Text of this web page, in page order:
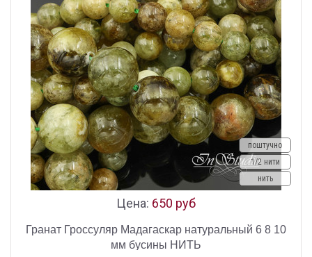
поштучно
1/2 нити
нить
Цена: 650 руб
Гранат Гроссуляр Мадагаскар натуральный 6 8 10
мм бусины НИТЬ